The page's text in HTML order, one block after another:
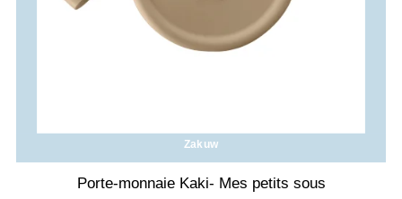
Zakuw
Porte-monnaie Kaki- Mes petits sous